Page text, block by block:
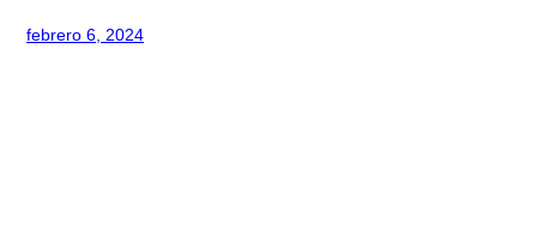
febrero 6, 2024